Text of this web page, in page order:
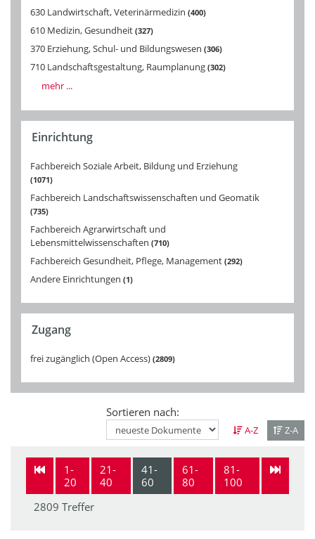
630 Landwirtschaft, Veterinärmedizin 400
610 Medizin, Gesundheit 327
370 Erziehung, Schul- und Bildungswesen 306
710 Landschaftsgestaltung, Raumplanung 302
mehr ...
Einrichtung
Fachbereich Soziale Arbeit, Bildung und Erziehung
1071
Fachbereich Landschaftswissenschaften und Geomatik
735
Fachbereich Agrarwirtschaft und
Lebensmittelwissenschaften 710
Fachbereich Gesundheit, Pflege, Management 292
Andere Einrichtungen 1
Zugang
frei zugänglich (Open Access) 2809
Sortieren nach:
A-Z Z-A
1-
20
21-
40
41-
60
61-
80
81-
100
2809 Treffer